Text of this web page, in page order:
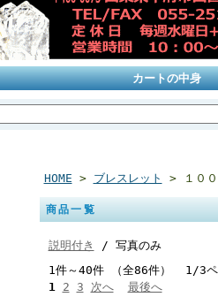
カートの中身
HOME > ブレスレット > １００
商品一覧
説明付き
/ 写真のみ
1件～40件 （全86件） 1/3ペ
1
2 3 次へ 最後へ